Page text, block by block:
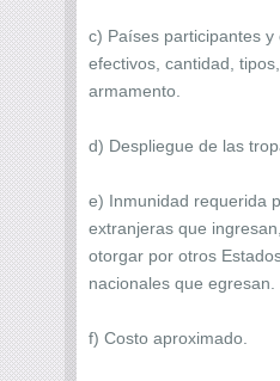
c) Países participantes y
efectivos, cantidad,
armamento.
d) Despliegue de las
e) Inmunidad requerida
extranjeras que
otorgar por otros
nacionales que egresan.
f) Costo aproximado.